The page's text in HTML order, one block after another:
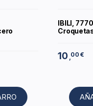
IBILI,
10 ,00 €